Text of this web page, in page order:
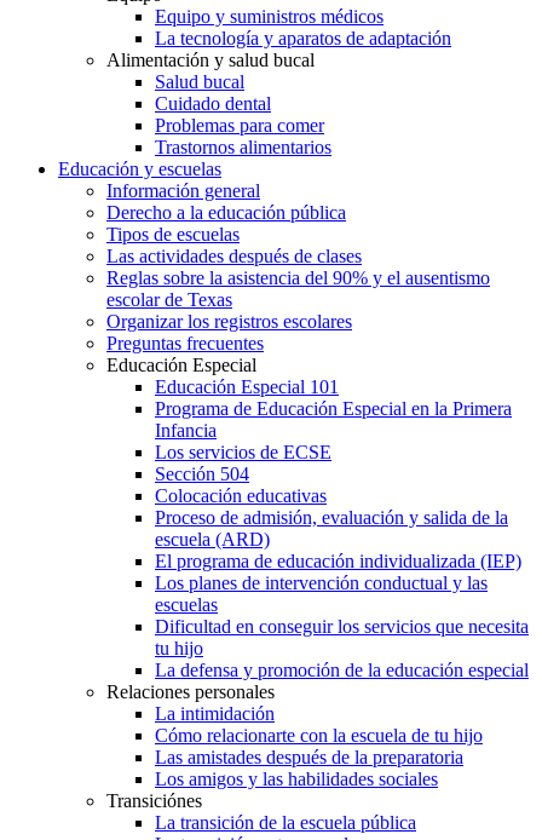
Equipo y suministros médicos
La tecnología y aparatos de adaptación
Alimentación y salud bucal
Salud bucal
Cuidado dental
Problemas para comer
Trastornos alimentarios
Educación y escuelas
Información general
Derecho a la educación pública
Tipos de escuelas
Las actividades después de clases
Reglas sobre la asistencia del 90% y el ausentismo
escolar de Texas
Organizar los registros escolares
Preguntas frecuentes
Educación Especial
Educación Especial 101
Programa de Educación Especial en la Primera
Infancia
Los servicios de ECSE
Sección 504
Colocación educativas
Proceso de admisión, evaluación y salida de la
escuela (ARD)
El programa de educación individualizada (IEP)
Los planes de intervención conductual y las
escuelas
Dificultad en conseguir los servicios que necesita
tu hijo
La defensa y promoción de la educación especial
Relaciones personales
La intimidación
Cómo relacionarte con la escuela de tu hijo
Las amistades después de la preparatoria
Los amigos y las habilidades sociales
Transiciónes
La transición de la escuela pública